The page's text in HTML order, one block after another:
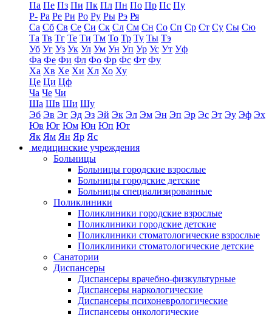
Па Пе Пз Пи Пк Пл Пн По Пр Пс Пу
Р- Ра Ре Ри Ро Ру Ры Рэ Ря
Са Сб Св Се Си Ск Сл См Сн Со Сп Ср Ст Су Сы Сю
Та Тв Тг Те Ти Тм То Тр Ту Ты Тэ
Уб Уг Уз Ук Ул Ум Ун Уп Ур Ус Ут Уф
Фа Фе Фи Фл Фо Фр Фс Фт Фу
Ха Хв Хе Хи Хл Хо Ху
Це Ци Цф
Ча Че Чи
Ша Шв Ши Шу
Эб Эв Эг Эд Эз Эй Эк Эл Эм Эн Эп Эр Эс Эт Эу Эф Эх
Юв Юг Юм Юн Юп Ют
Як Ям Ян Яр Яс
медицинские учреждения
Больницы
Больницы городские взрослые
Больницы городские детские
Больницы специализированные
Поликлиники
Поликлиники городские взрослые
Поликлиники городские детские
Поликлиники стоматологические взрослые
Поликлиники стоматологические детские
Санатории
Диспансеры
Диспансеры врачебно-физкультурные
Диспансеры наркологические
Диспансеры психоневрологические
Диспансеры онкологические